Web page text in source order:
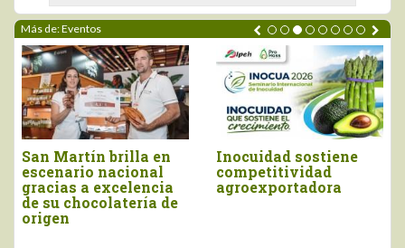
Más de: Eventos
brilla en
nacional
excelencia
de
Inocuidad sostiene
competitividad
agroexportadora
Piura
Salón del
Chocolate